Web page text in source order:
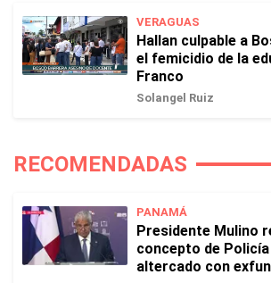
VERAGUAS
Hallan culpable a
el femicidio de la
Franco
Solangel Ruiz
RECOMENDADAS
PANAMÁ
Presidente Mulino
concepto de
altercado con